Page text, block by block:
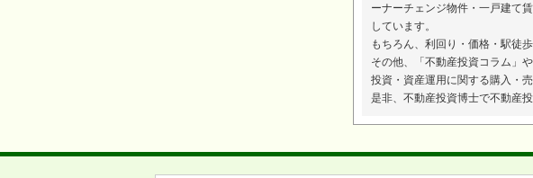
ーナーチェンジ物件・一戸建て
しています。
もちろん、利回り・価格・駅徒
その他、「不動産投資コラム」
投資・資産運用に関する購入・
是非、不動産投資博士で不動産